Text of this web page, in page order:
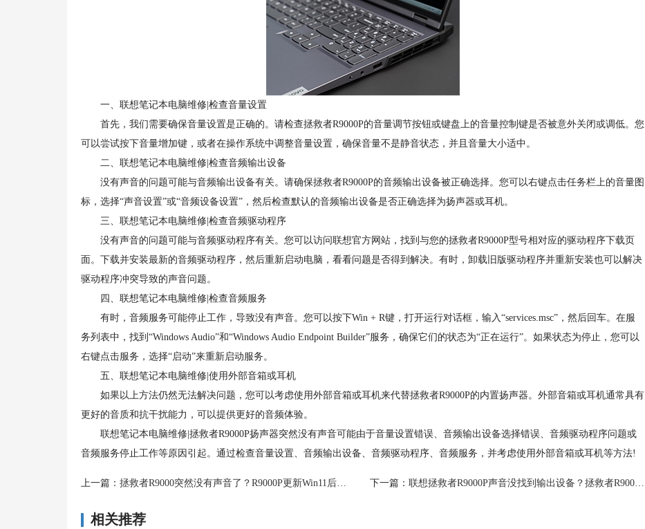
一、联想笔记本电脑维修|检查音量设置
首先，我们需要确保音量设置是正确的。请检查拯救者R9000P的音量调节按钮或键盘上的音量控制键是否被意外关闭或调低。您
可以尝试按下音量增加键，或者在操作系统中调整音量设置，确保音量不是静音状态，并且音量大小适中。
二、联想笔记本电脑维修|检查音频输出设备
没有声音的问题可能与音频输出设备有关。请确保拯救者R9000P的音频输出设备被正确选择。您可以右键点击任务栏上的音量图
标，选择“声音设置”或“音频设备设置”，然后检查默认的音频输出设备是否正确选择为扬声器或耳机。
三、联想笔记本电脑维修|检查音频驱动程序
没有声音的问题可能与音频驱动程序有关。您可以访问联想官方网站，找到与您的拯救者R9000P型号相对应的驱动程序下载页
面。下载并安装最新的音频驱动程序，然后重新启动电脑，看看问题是否得到解决。有时，卸载旧版驱动程序并重新安装也可以解决
驱动程序冲突导致的声音问题。
四、联想笔记本电脑维修|检查音频服务
有时，音频服务可能停止工作，导致没有声音。您可以按下Win + R键，打开运行对话框，输入“services.msc”，然后回车。在服
务列表中，找到“Windows Audio”和“Windows Audio Endpoint Builder”服务，确保它们的状态为“正在运行”。如果状态为停止，您可以
右键点击服务，选择“启动”来重新启动服务。
五、联想笔记本电脑维修|使用外部音箱或耳机
如果以上方法仍然无法解决问题，您可以考虑使用外部音箱或耳机来代替拯救者R9000P的内置扬声器。外部音箱或耳机通常具有
更好的音质和抗干扰能力，可以提供更好的音频体验。
联想笔记本电脑维修|拯救者R9000P扬声器突然没有声音可能由于音量设置错误、音频输出设备选择错误、音频驱动程序问题或
音频服务停止工作等原因引起。通过检查音量设置、音频输出设备、音频驱动程序、音频服务，并考虑使用外部音箱或耳机等方法!
上一篇： 拯救者R9000突然没有声音了？R9000P更新Win11后没有声音的解决方法 下一篇： 联想拯救者R9000P声音没找到输出设备？拯救者R9000P插耳机没声音的解决方法
相关推荐